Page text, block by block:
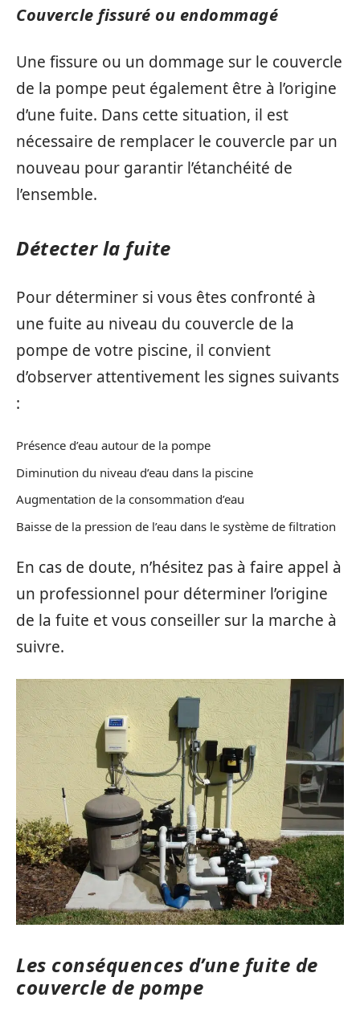
Couvercle fissuré ou endommagé
Une fissure ou un dommage sur le couvercle
de la pompe peut également être à l’origine
d’une fuite. Dans cette situation, il est
nécessaire de remplacer le couvercle par un
nouveau pour garantir l’étanchéité de
l’ensemble.
Détecter la fuite
Pour déterminer si vous êtes confronté à
une fuite au niveau du couvercle de la
pompe de votre piscine, il convient
d’observer attentivement les signes suivants
:
Présence d’eau autour de la pompe
Diminution du niveau d’eau dans la piscine
Augmentation de la consommation d’eau
Baisse de la pression de l’eau dans le système de filtration
En cas de doute, n’hésitez pas à faire appel à
un professionnel pour déterminer l’origine
de la fuite et vous conseiller sur la marche à
suivre.
Les conséquences d’une fuite de
couvercle de pompe